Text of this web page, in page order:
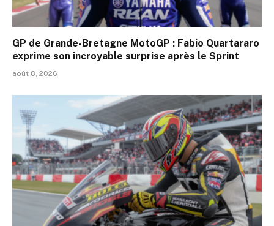
GP de Grande-Bretagne MotoGP : Fabio Quartararo
exprime son incroyable surprise après le Sprint
août 8, 2026